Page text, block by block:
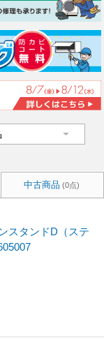
中古商品 (0点)
スタンドD（ステ